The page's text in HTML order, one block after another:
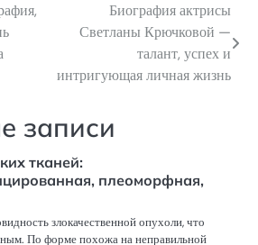
Биография актрисы
Светланы Крючковой —
талант, успех и
интригующая личная жизнь
записи
тканей:
плеоморфная,
злокачественной опухоли, что
По форме похожа на неправильной